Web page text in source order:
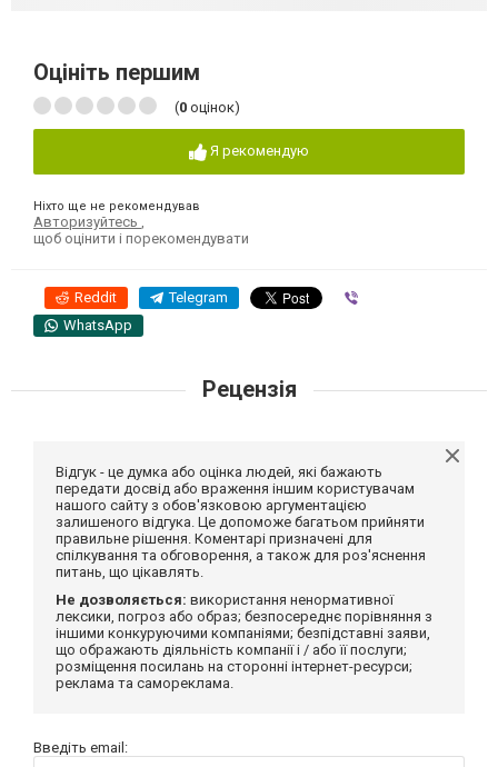
Оцініть першим
(0 оцінок)
Я рекомендую
Ніхто ще не рекомендував
Авторизуйтесь
щоб оцінити і порекомендувати
Reddit Telegram
WhatsApp
Рецензія
Відгук - це думка або оцінка людей, які бажають
передати досвід або враження іншим користувачам
нашого сайту з обов'язковою аргументацією
залишеного відгука. Це допоможе багатьом прийняти
правильне рішення. Коментарі призначені для
спілкування та обговорення, а також для роз'яснення
питань, що цікавлять.
Не дозволяється: використання ненормативної
лексики, погроз або образ; безпосереднє порівняння з
іншими конкуруючими компаніями; безпідставні заяви,
що ображають діяльність компанії і / або її послуги;
розміщення посилань на сторонні інтернет-ресурси;
реклама та самореклама.
Введіть email: